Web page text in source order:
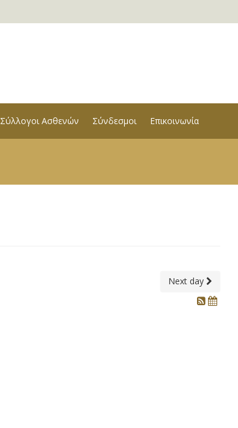
Σύλλογοι Ασθενών Σύνδεσμοι Επικοινωνία
Next day